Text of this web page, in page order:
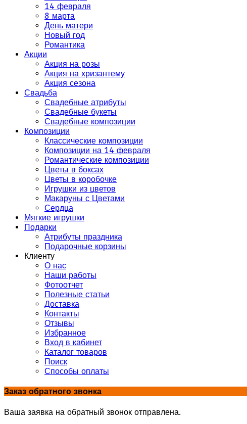
14 февраля
8 марта
День матери
Новый год
Романтика
Акции
Акция на розы
Акция на хризантему
Акция сезона
Свадьба
Свадебные атрибуты
Свадебные букеты
Свадебные композиции
Композиции
Классические композиции
Композиции на 14 февраля
Романтические композиции
Цветы в боксах
Цветы в коробочке
Игрушки из цветов
Макаруны с Цветами
Сердца
Мягкие игрушки
Подарки
Атрибуты праздника
Подарочные корзины
Клиенту
О нас
Наши работы
Фотоотчет
Полезные статьи
Доставка
Контакты
Отзывы
Избранное
Вход в кабинет
Каталог товаров
Поиск
Способы оплаты
Заказ обратного звонка
Ваша заявка на обратный звонок отправлена.